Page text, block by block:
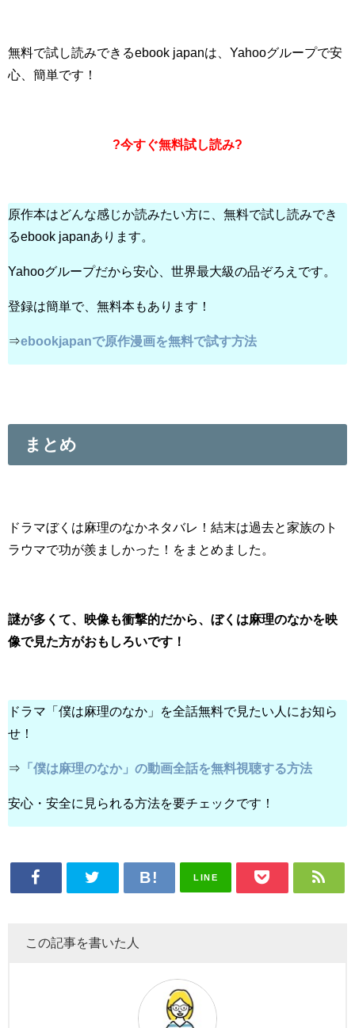
無料で試し読みできるebook japanは、Yahooグループで安
心、簡単です！
?今すぐ無料試し読み?
原作本はどんな感じか読みたい方に、無料で試し読みでき
るebook japanあります。
Yahooグループだから安心、世界最大級の品ぞろえです。
登録は簡単で、無料本もあります！
⇒ebookjapanで原作漫画を無料で試す方法
まとめ
ドラマぼくは麻理のなかネタバレ！結末は過去と家族のト
ラウマで功が羨ましかった！をまとめました。
謎が多くて、映像も衝撃的だから、ぼくは麻理のなかを映
像で見た方がおもしろいです！
ドラマ「僕は麻理のなか」を全話無料で見たい人にお知ら
せ！
⇒ 「僕は麻理のなか」の動画全話を無料視聴する方法
安心・安全に見られる方法を要チェックです！
LINE
この記事を書いた人